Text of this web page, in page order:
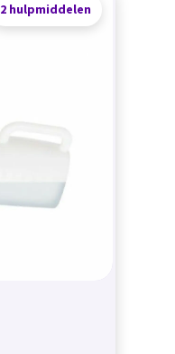
2 hulpmiddelen